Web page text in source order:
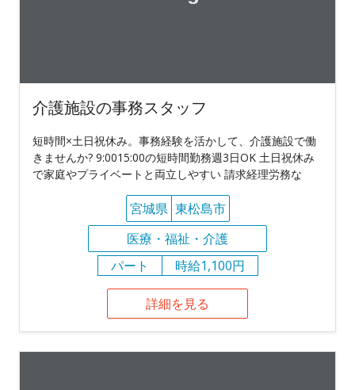
介護施設の事務スタッフ
短時間×土日祝休み。事務経験を活かして、介護施設で働
きませんか? 9:0015:00の短時間勤務週3日OK 土日祝休み
で家庭やプライベートと両立しやすい 請求経理労務な
宮城県 東松島市
医療・福祉・介護
パート
時給1,100円
詳細を見る